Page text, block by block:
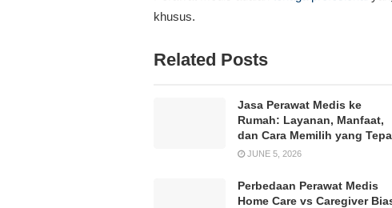
khusus.
Related Posts
Jasa Perawat Medis ke
Rumah: Layanan, Manfaat,
dan Cara Memilih yang
JUNE 5, 2026
Perbedaan Perawat Medis
Home Care vs Caregiver